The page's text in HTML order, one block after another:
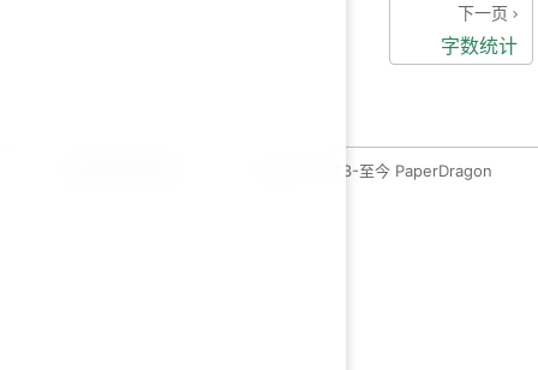
下一页
字数统计
copyleft 2023-至今 PaperDragon